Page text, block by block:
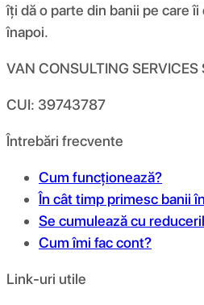
îți dă o parte din banii pe care
înapoi.
VAN CONSULTING SERVICES
CUI: 39743787
Întrebări frecvente
Cum funcționează?
În cât timp primesc banii
Se cumulează cu
Cum îmi fac cont?
Link-uri utile